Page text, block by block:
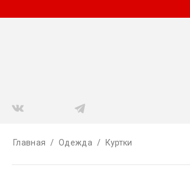
Главная / Одежда / Куртки